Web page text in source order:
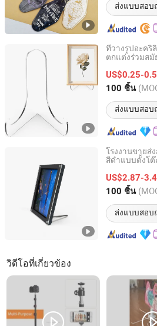
ส่งแบบสอบ
ที่วางรูปอะคริ
ตกแต่งร่วมสมั
US$0.25-0.5
100 ชิ้น
ส่งแบบสอบ
Ningbo Tyj Industry and Trade Co.,
Zhejiang, China อัตราจ
โรงงานขายส่
สีดำแบบตั้งโต๊
US$2.87-
100 ชิ้น
ส่งแบบสอบ
Arrival Technology (Xiamen) Co.,
Fujian, China อัตราจาก
วิดีโอที่เกี่ยวข้อง